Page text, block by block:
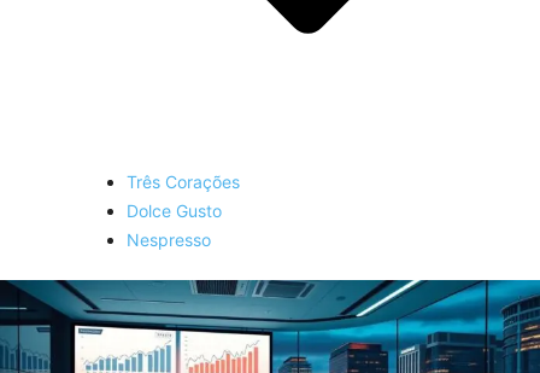
Três Corações
Dolce Gusto
Nespresso